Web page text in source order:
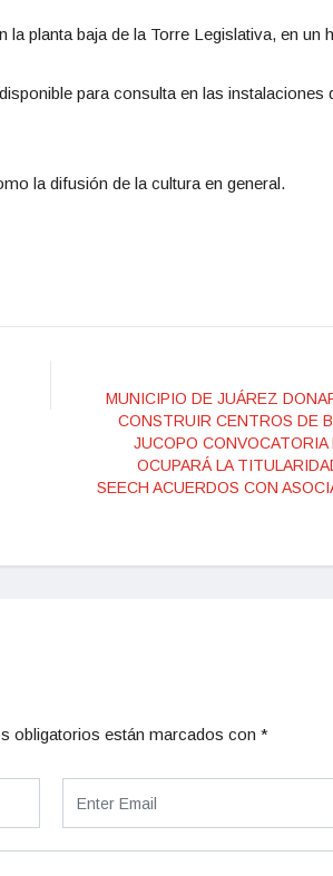
planta baja de la Torre Legislativa, en un
para consulta en las instalaciones
la difusión de la cultura en general.
MUNICIPIO DE JUÁREZ
CONSTRUIR CENTROS DE
JUCOPO CONVOCATORIA
OCUPARÁ LA
SEECH ACUERDOS CON
obligatorios están marcados con *